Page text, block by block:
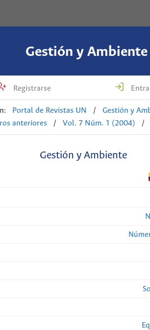
Gestión y Ambiente
Registrarse
Portal de Revistas UN /
Gestión y
anteriores
/ Vol. 7 Núm. 1 (2004) /
Gestión y Ambiente